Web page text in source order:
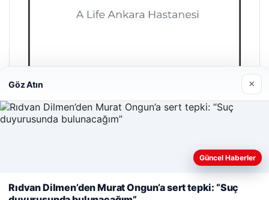
A Life Ankara Hastanesi
27/03/2026
Web sitemizi nasıl kullandığınızı daha iyi anlayabilmek,
kullanıyoruz.
Çerez Politikamız
Göz Atın ×
Güncel Haberler
Rıdvan Dilmen’den Murat Ongun’a sert tepki: “Suç